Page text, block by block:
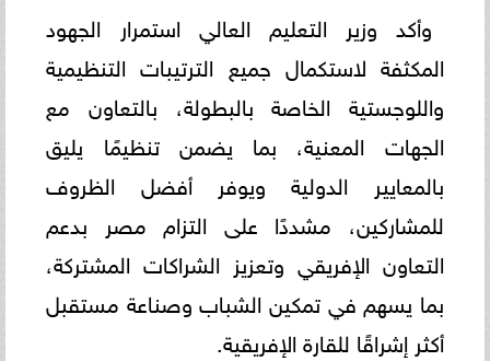
وأكد وزير التعليم العالي استمرار الجهود
المكثفة لاستكمال جميع الترتيبات التنظيمية
واللوجستية الخاصة بالبطولة، بالتعاون مع
الجهات المعنية، بما يضمن تنظيمًا يليق
بالمعايير الدولية ويوفر أفضل الظروف
للمشاركين، مشددًا على التزام مصر بدعم
التعاون الإفريقي وتعزيز الشراكات المشتركة،
بما يسهم في تمكين الشباب وصناعة مستقبل
أكثر إشراقًا للقارة الإفريقية.